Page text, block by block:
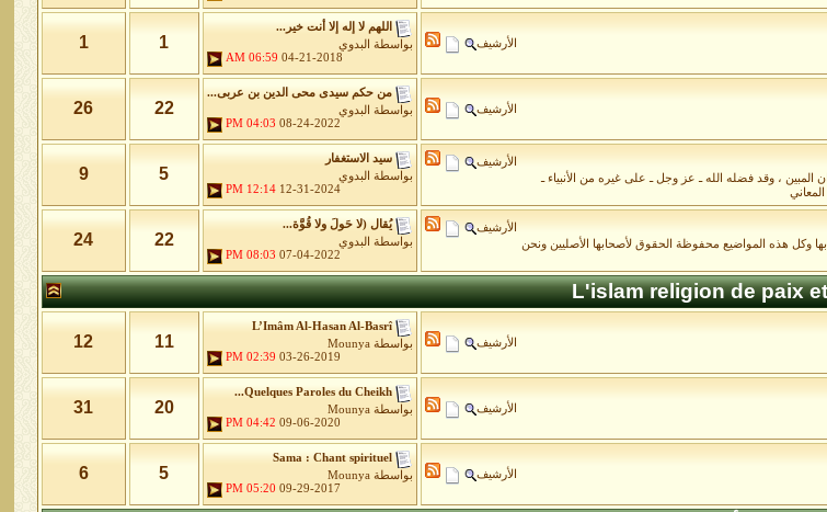
الأرشيف
اللهم لا إله إلا أنت خير...
بواسطة
البدوي
04-21-2018
06:59 AM
1
1
الأرشيف
من حكم سيدى محى الدين بن عربى...
بواسطة
البدوي
08-24-2022
04:03 PM
22
26
الأرشيف
، وقد فضله الله ـ عز وجل ـ على غيره من الأنبياء ـ
سيد الاستغفار
بواسطة
البدوي
12-31-2024
12:14 PM
5
9
الأرشيف
وكل هذه المواضيع محفوظة الحقوق لأصحابها الأصليين ونحن
يُقال (لا حَولَ ولا قُوَّة...
بواسطة
البدوي
07-04-2022
08:03 PM
22
24
L'islam religion de paix
الأرشيف
L’Imâm Al-Hasan Al-Basrî
بواسطة Mounya
03-26-2019
02:39 PM
11
12
الأرشيف
Quelques Paroles du Cheikh...
بواسطة Mounya
09-06-2020
04:42 PM
20
31
الأرشيف
Sama : Chant spirituel
بواسطة Mounya
09-29-2017
05:20 PM
5
6